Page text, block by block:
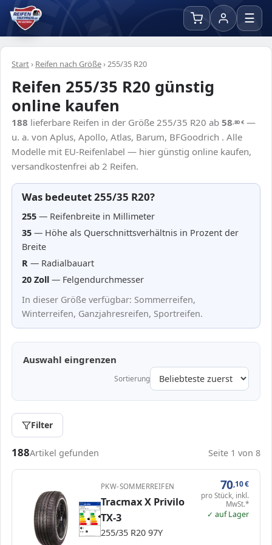
☰
Start› Reifen nach Größe›255/35 R20
Reifen 255/35 R20 günstig
online kaufen
188 lieferbare Reifen in der Größe 255/35 R20 ab 58,80€ —
u. a. von Aplus, Apollo, Atlas, Barum, BFGoodrich . Alle
Modelle mit EU-Reifenlabel — hier günstig online kaufen,
versandkostenfrei ab 2 Reifen.
Was bedeutet 255/35 R20?
255 — Reifenbreite in Millimeter
35 — Höhe als Querschnittsverhältnis in Prozent der
Breite
R — Radialbauart
20 Zoll — Felgendurchmesser
In dieser Größe verfügbar: Sommerreifen,
Winterreifen, Ganzjahresreifen, Sportreifen.
Auswahl eingrenzen
Sortierung
Filter
Passende Reifen in 255/35 R20
188Artikel gefunden Seite 1 von 8
ENERG 1000000
Tracmax 347520
255/35 R20 97Y C1
A
B
C C
D
E
A
B B
C
D
E
69 dB
PKW-SOMMERREIFEN
Tracmax X Privilo
TX-3
255/35 R20 97Y
70 ,10€
pro Stück, inkl.
MwSt.*
✓ auf Lager